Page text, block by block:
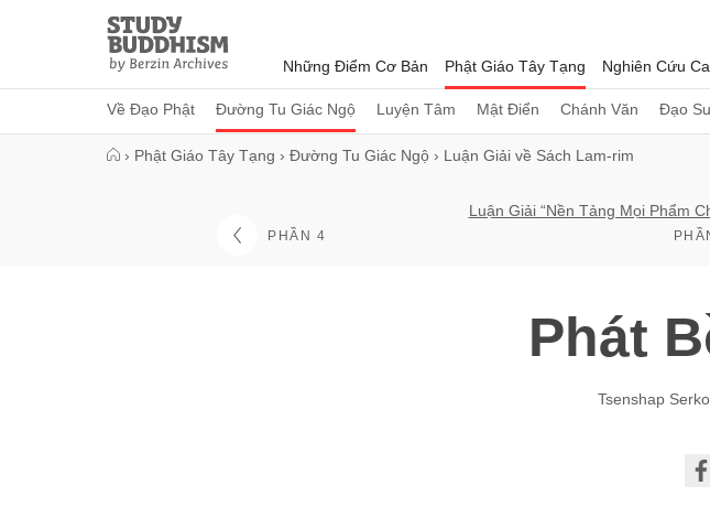
Study
Buddhism
Home
Những Điểm Cơ Bản Phật Giáo Tây Tạng
Về Đạo Phật Đường Tu Giác Ngộ Luyện Tâm Mật Điển Chánh Văn Đạo
Nghiên Cứu
› Phật Giáo Tây Tạng › Đường Tu Giác Ngộ › Luận Giải về Sách Lam-rim
PHẦN 4
Luận Giải “Nền Tảng Mọi Phẩm
Phát
Tsenshap